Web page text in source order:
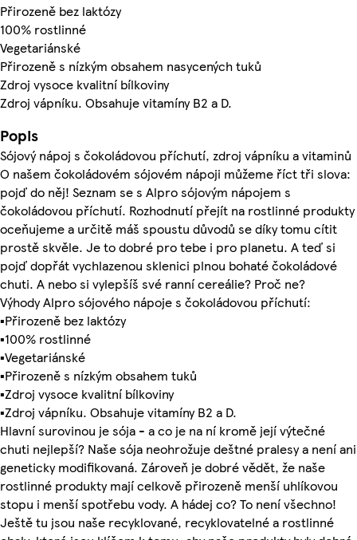
Přirozeně bez laktózy
100% rostlinné
Vegetariánské
Přirozeně s nízkým obsahem nasycených tuků
Zdroj vysoce kvalitní bílkoviny
Zdroj vápníku. Obsahuje vitamíny B2 a D.
Popis
Sójový nápoj s čokoládovou příchutí, zdroj vápníku a vitaminů
O našem čokoládovém sójovém nápoji můžeme říct tři slova:
pojď do něj! Seznam se s Alpro sójovým nápojem s
čokoládovou příchutí. Rozhodnutí přejít na rostlinné produkty
oceňujeme a určitě máš spoustu důvodů se díky tomu cítit
prostě skvěle. Je to dobré pro tebe i pro planetu. A teď si
pojď dopřát vychlazenou sklenici plnou bohaté čokoládové
chuti. A nebo si vylepšíš své ranní cereálie? Proč ne?
Výhody Alpro sójového nápoje s čokoládovou příchutí:
▪Přirozeně bez laktózy
▪100% rostlinné
▪Vegetariánské
▪Přirozeně s nízkým obsahem tuků
▪Zdroj vysoce kvalitní bílkoviny
▪Zdroj vápníku. Obsahuje vitamíny B2 a D.
Hlavní surovinou je sója - a co je na ní kromě její výtečné
chuti nejlepší? Naše sója neohrožuje deštné pralesy a není ani
geneticky modifikovaná. Zároveň je dobré vědět, že naše
rostlinné produkty mají celkově přirozeně menší uhlíkovou
stopu i menší spotřebu vody. A hádej co? To není všechno!
Ještě tu jsou naše recyklované, recyklovatelné a rostlinné